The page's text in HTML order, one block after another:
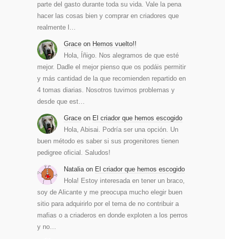
parte del gasto durante toda su vida. Vale la pena
hacer las cosas bien y comprar en criadores que
realmente l…
Grace on Hemos vuelto!!
Hola, Íñigo. Nos alegramos de que esté
mejor. Dadle el mejor pienso que os podáis permitir
y más cantidad de la que recomienden repartido en
4 tomas diarias. Nosotros tuvimos problemas y
desde que est…
Grace on El criador que hemos escogido
Hola, Abisai. Podría ser una opción. Un
buen método es saber si sus progenitores tienen
pedigree oficial. Saludos!
Natalia on El criador que hemos escogido
Hola! Estoy interesada en tener un braco,
soy de Alicante y me preocupa mucho elegir buen
sitio para adquirirlo por el tema de no contribuir a
mafias o a criaderos en donde exploten a los perros
y no…